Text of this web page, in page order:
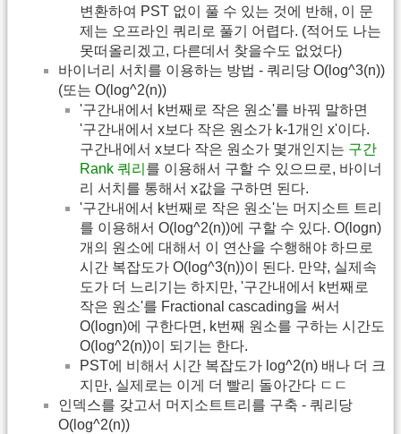
변환하여 PST 없이 풀 수 있는 것에 반해, 이 문
제는 오프라인 쿼리로 풀기 어렵다. (적어도 나는
못떠올리겠고, 다른데서 찾을수도 없었다)
바이너리 서치를 이용하는 방법 - 쿼리당 O(log^3(n))
(또는 O(log^2(n))
'구간내에서 k번째로 작은 원소'를 바꿔 말하면
'구간내에서 x보다 작은 원소가 k-1개인 x'이다.
구간내에서 x보다 작은 원소가 몇개인지는 구간
Rank 쿼리 를 이용해서 구할 수 있으므로, 바이너
리 서치를 통해서 x값을 구하면 된다.
'구간내에서 k번째로 작은 원소'는 머지소트 트리
를 이용해서 O(log^2(n))에 구할 수 있다. O(logn)
개의 원소에 대해서 이 연산을 수행해야 하므로
시간 복잡도가 O(log^3(n))이 된다. 만약, 실제속
도가 더 느리기는 하지만, '구간내에서 k번째로
작은 원소'를 Fractional cascading을 써서
O(logn)에 구한다면, k번째 원소를 구하는 시간도
O(log^2(n))이 되기는 한다.
PST에 비해서 시간 복잡도가 log^2(n) 배나 더 크
지만, 실제로는 이게 더 빨리 돌아간다 ㄷㄷ
인덱스를 갖고서 머지소트트리를 구축 - 쿼리당
O(log^2(n))